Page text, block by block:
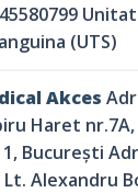
(UTS)
Akces
Haret
București
Alexandru